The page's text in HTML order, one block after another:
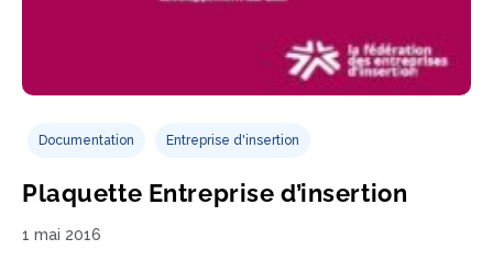
Documentation Entreprise d'insertion
Plaquette Entreprise d’insertion
1 mai 2016